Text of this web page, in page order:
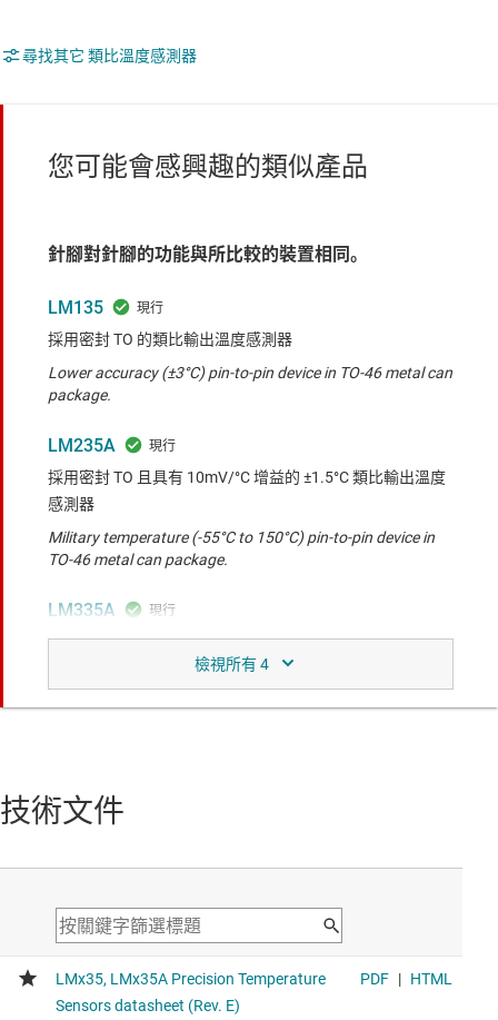
尋找其它 類比溫度感測器
您可能會感興趣的類似產品
針腳對針腳的功能與所比較的裝置相同。
LM135
採用密封 TO 的類比輸出溫度感測器
Lower accuracy (±3°C) pin-to-pin device in TO-46 metal can
package.
LM235A
採用密封 TO 且具有 10mV/°C 增益的 ±1.5°C 類比輸出溫度
感測器
Military temperature (-55°C to 150°C) pin-to-pin device in
TO-46 metal can package.
LM335A
採用密封封裝且具 10mV/K 增益的軍用級、±1°C 類比輸出
LM335
2C 類比溫度感測器、10 mV/K 且採用密封封裝
smaller package options available.
技術文件